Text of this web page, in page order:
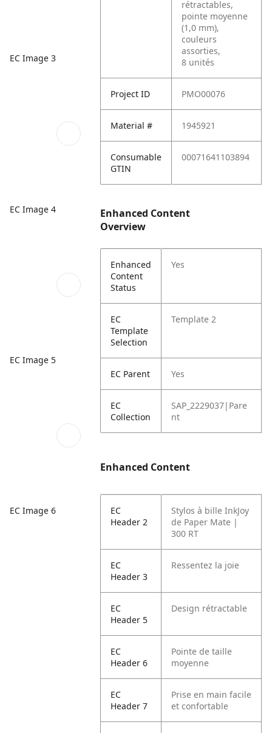
EC Image 3
EC Image 4
EC Image 5
EC Image 6
rétractables,
pointe moyenne
(1,0 mm),
couleurs
assorties,
8 unités
Project ID PMO00076
Material # 1945921
Consumable
GTIN
00071641103894
Enhanced Content
Overview
Enhanced
Content
Status
Yes
EC
Template
Selection
Template 2
EC Parent Yes
EC
Collection
SAP_2229037|Pare
nt
Enhanced Content
EC
Header 2
Stylos à bille InkJoy
de Paper Mate |
300 RT
EC
Header 3
Ressentez la joie
EC
Header 5
Design rétractable
EC
Header 6
Pointe de taille
moyenne
EC
Header 7
Prise en main facile
et confortable